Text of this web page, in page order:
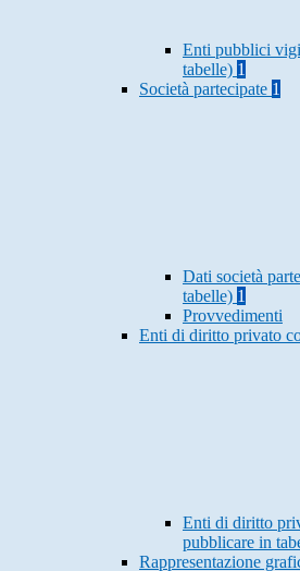
Enti pubblici
tabelle) 1
Società partecipate 1
Dati società
tabelle) 1
Provvedimenti
Enti di diritto privato
Enti di diritto
pubblicare in
Rappresentazione